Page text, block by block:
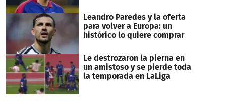
Leandro Paredes y la oferta
para volver a Europa: un
histórico lo quiere comprar
Le destrozaron la pierna en
un amistoso y se pierde toda
la temporada en LaLiga